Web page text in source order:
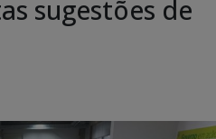
sugestões de